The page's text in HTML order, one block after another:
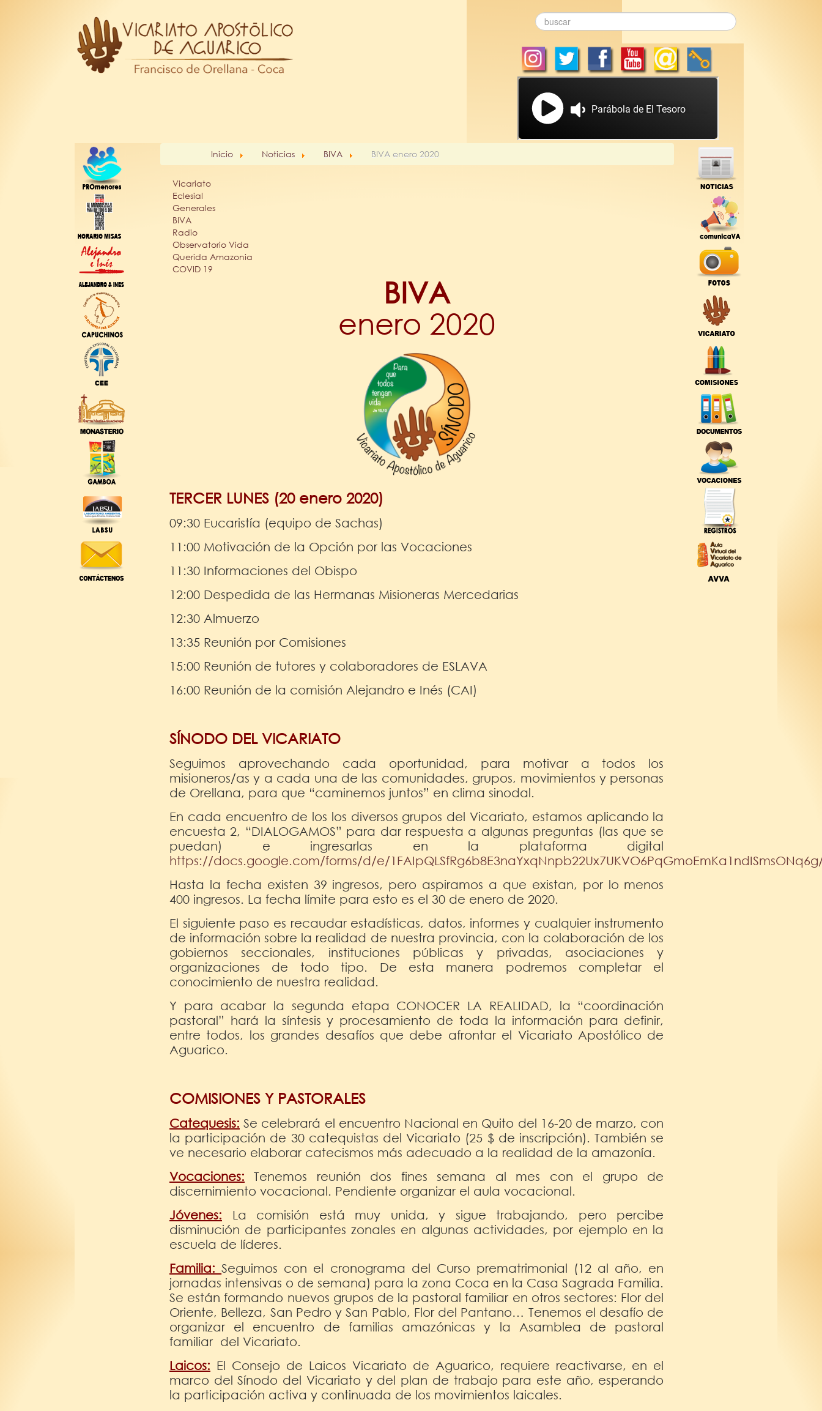
Inicio Noticias BIVA BIVA enero 2020
Vicariato
Eclesial
Generales
BIVA
Radio
Observatorio Vida
Querida Amazonia
COVID 19
BIVA
enero 2020
TERCER LUNES (20 enero 2020)
09:30 Eucaristía (equipo de Sachas)
11:00 Motivación de la Opción por las Vocaciones
11:30 Informaciones del Obispo
12:00 Despedida de las Hermanas Misioneras Mercedarias
12:30 Almuerzo
13:35 Reunión por Comisiones
15:00 Reunión de tutores y colaboradores de ESLAVA
16:00 Reunión de la comisión Alejandro e Inés (CAI)
SÍNODO DEL VICARIATO
Seguimos aprovechando cada oportunidad, para motivar a todos los
misioneros/as y a cada una de las comunidades, grupos, movimientos y personas
de Orellana, para que “caminemos juntos” en clima sinodal.
En cada encuentro de los los diversos grupos del Vicariato, estamos aplicando la
encuesta 2, “DIALOGAMOS” para dar respuesta a algunas preguntas (las que se
puedan) e ingresarlas en la plataforma digital
https://docs.google.com/forms/d/e/
Hasta la fecha existen 39 ingresos, pero aspiramos a que existan, por lo menos
400 ingresos. La fecha límite para esto es el 30 de enero de 2020.
El siguiente paso es recaudar estadísticas, datos, informes y cualquier instrumento
de información sobre la realidad de nuestra provincia, con la colaboración de los
gobiernos seccionales, instituciones públicas y privadas, asociaciones y
organizaciones de todo tipo. De esta manera podremos completar el
conocimiento de nuestra realidad.
Y para acabar la segunda etapa CONOCER LA REALIDAD, la “coordinación
pastoral” hará la síntesis y procesamiento de toda la información para definir,
entre todos, los grandes desafíos que debe afrontar el Vicariato Apostólico de
Aguarico.
COMISIONES Y PASTORALES
Catequesis: Se celebrará el encuentro Nacional en Quito del 16-20 de marzo, con
la participación de 30 catequistas del Vicariato (25 $ de inscripción). También se
ve necesario elaborar catecismos más adecuado a la realidad de la amazonía.
Vocaciones: Tenemos reunión dos fines semana al mes con el grupo de
discernimiento vocacional. Pendiente organizar el aula vocacional.
Jóvenes: La comisión está muy unida, y sigue trabajando, pero percibe
disminución de participantes zonales en algunas actividades, por ejemplo en la
escuela de líderes.
Familia: Seguimos con el cronograma del Curso prematrimonial (12 al año, en
jornadas intensivas o de semana) para la zona Coca en la Casa Sagrada Familia.
Se están formando nuevos grupos de la pastoral familiar en otros sectores: Flor del
Oriente, Belleza, San Pedro y San Pablo, Flor del Pantano… Tenemos el desafío de
organizar el encuentro de familias amazónicas y la Asamblea de pastoral
familiar del Vicariato.
Laicos: El Consejo de Laicos Vicariato de Aguarico, requiere reactivarse, en el
marco del Sínodo del Vicariato y del plan de trabajo para este año, esperando
la participación activa y continuada de los movimientos laicales.